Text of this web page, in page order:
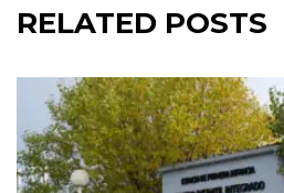
RELATED POSTS